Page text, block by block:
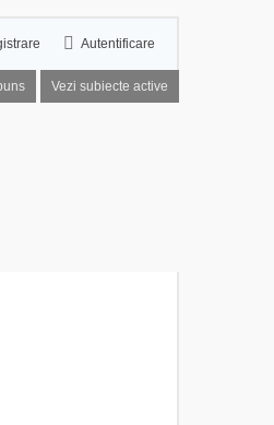
Autentificare
Vezi subiecte active